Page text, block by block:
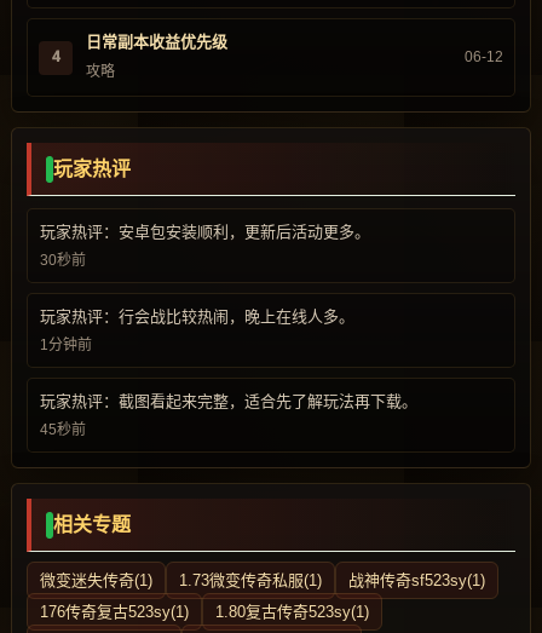
4
日常副本收益优先级
攻略
06-12
玩家热评
玩家热评：安卓包安装顺利，更新后活动更多。
30秒前
玩家热评：行会战比较热闹，晚上在线人多。
1分钟前
玩家热评：截图看起来完整，适合先了解玩法再下载。
45秒前
相关专题
微变迷失传奇(1) 1.73微变传奇私服(1)
战神传奇sf523sy(1)
176传奇复古523sy(1)
1.80复古传奇523sy(1)